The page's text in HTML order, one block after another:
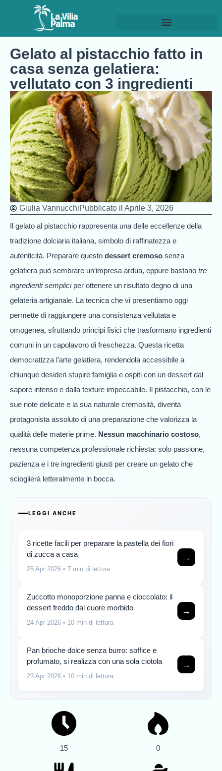
Gelato al pistacchio fatto in
casa senza gelatiera:
vellutato con 3 ingredienti
Giulia VannucchiPubblicato il Aprile 3, 2026
Il gelato al pistacchio rappresenta una delle eccellenze della
tradizione dolciaria italiana, simbolo di raffinatezza e
autenticità. Preparare questo dessert cremoso senza
gelatiera può sembrare un’impresa ardua, eppure bastano tre
ingredienti sempliciper ottenere un risultato degno di una
gelateria artigianale. La tecnica che vi presentiamo oggi
permette di raggiungere una consistenza vellutata e
omogenea, sfruttando principi fisici che trasformano ingredienti
comuni in un capolavoro di freschezza. Questa ricetta
democratizza l’arte gelatiera, rendendola accessibile a
chiunque desideri stupire famiglia e ospiti con un dessert dal
sapore intenso e dalla texture impeccabile. Il pistacchio, con le
sue note delicate e la sua naturale cremosità, diventa
protagonista assoluto di una preparazione che valorizza la
qualità delle materie prime. Nessun macchinario costoso,
nessuna competenza professionale richiesta: solo passione,
pazienza e i tre ingredienti giusti per creare un gelato che
scioglierà letteralmente in bocca.
LEGGI ANCHE
3 ricette facili per preparare la pastella dei fiori
di zucca a casa
25 Apr 2026 • 7 min di lettura
→
Zuccotto monoporzione panna e cioccolato: il
dessert freddo dal cuore morbido
24 Apr 2026 • 10 min di lettura
→
Pan brioche dolce senza burro: soffice e
profumato, si realizza con una sola ciotola
23 Apr 2026 • 10 min di lettura
→
15 0